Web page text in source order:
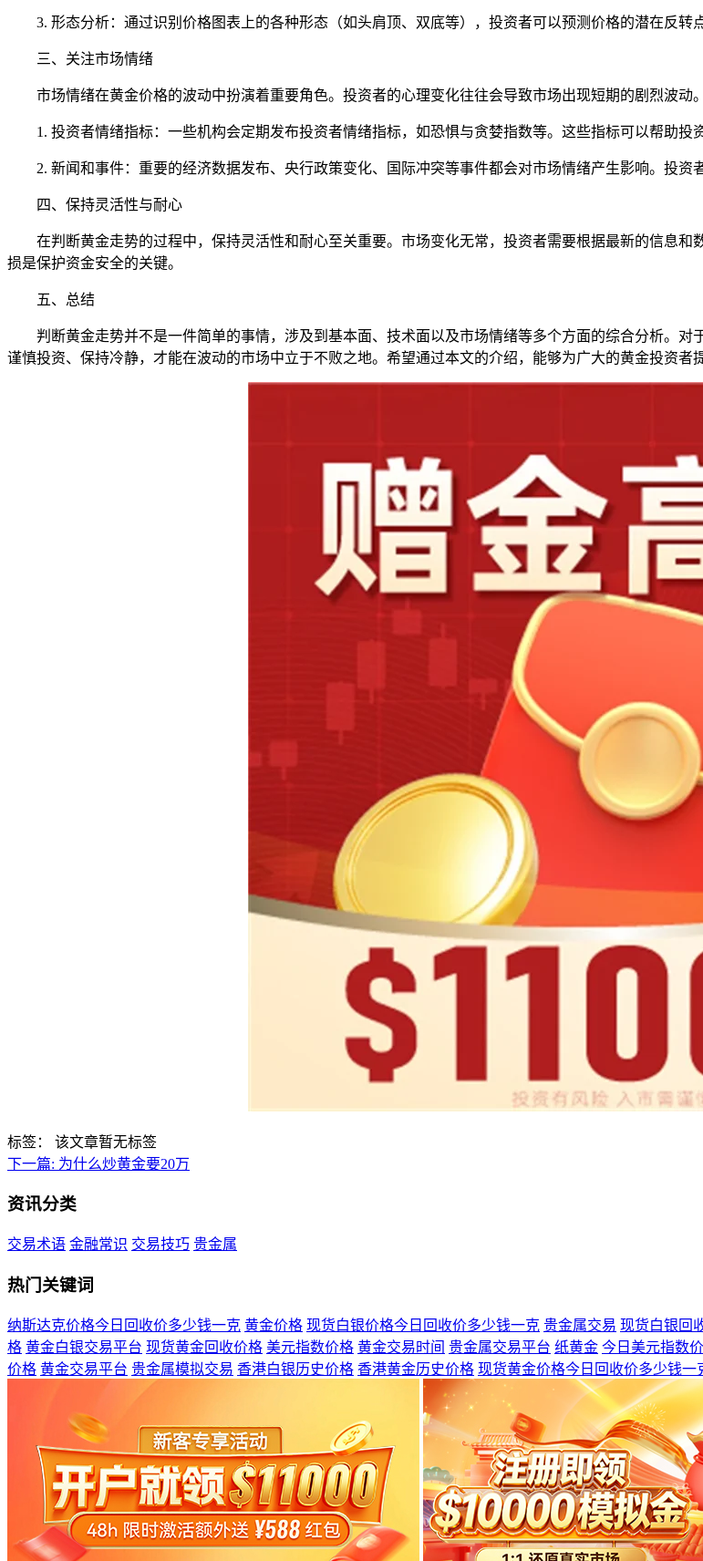
3. 形态分析：通过识别价格图表上的各种形态（如头肩顶、双底等），投资者可以预测价格的潜在反转
三、关注市场情绪
市场情绪在黄金价格的波动中扮演着重要角色。投资者的心理变化往往会导致市场出现短期的剧烈波动。
1. 投资者情绪指标：一些机构会定期发布投资者情绪指标，如恐惧与贪婪指数等。这些指标可以帮助投
2. 新闻和事件：重要的经济数据发布、央行政策变化、国际冲突等事件都会对市场情绪产生影响。投资
四、保持灵活性与耐心
在判断黄金走势的过程中，保持灵活性和耐心至关重要。市场变化无常，投资者需要根据最新的信息
损是保护资金安全的关键。
五、总结
判断黄金走势并不是一件简单的事情，涉及到基本面、技术面以及市场情绪等多个方面的综合分析。
谨慎投资、保持冷静，才能在波动的市场中立于不败之地。希望通过本文的介绍，能够为广大的黄金投资者
标签：
该文章暂无标签
下一篇: 为什么炒黄金要20万
资讯分类
交易术语 金融常识 交易技巧 贵金属
热门关键词
纳斯达克价格今日回收价多少钱一克 黄金价格 现货白银价格今日回收价多少钱一克 贵金属交易 现货白银回
格 黄金白银交易平台 现货黄金回收价格 美元指数价格 黄金交易时间 贵金属交易平台 纸黄金 今日美元指数
价格 黄金交易平台 贵金属模拟交易 香港白银历史价格 香港黄金历史价格 现货黄金价格今日回收价多少钱一